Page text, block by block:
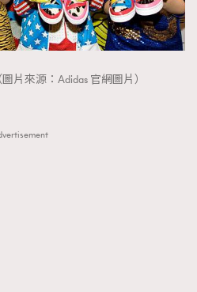
片來源：Adidas 官網圖片）